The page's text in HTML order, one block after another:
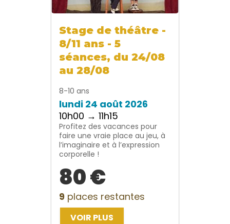
Stage de théâtre -
8/11 ans - 5
séances, du 24/08
au 28/08
8-10 ans
lundi 24 août 2026
10h00 → 11h15
Profitez des vacances pour
faire une vraie place au jeu, à
l’imaginaire et à l’expression
corporelle !
80 €
9 places restantes
VOIR PLUS